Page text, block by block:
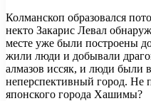
Колманскоп образовался
некто Закарис Левал
месте уже были построены
жили люди и добывали
алмазов иссяк, и люди были
неперспективный город. Не
японского города Хашимы?